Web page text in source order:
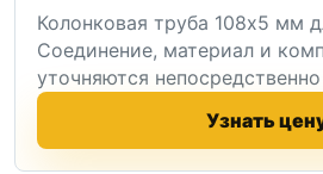
Колонковая труба 108x5 мм
Соединение, материал и
уточняются
Узнать